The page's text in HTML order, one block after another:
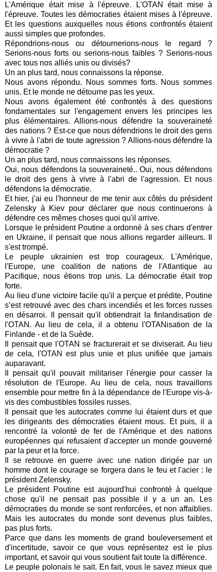
L'Amérique était mise à l'épreuve. L'OTAN était mise à
l'épreuve. Toutes les démocraties étaient mises à l'épreuve.
Et les questions auxquelles nous étions confrontés étaient
aussi simples que profondes.
Répondrions-nous ou détournerions-nous le regard ?
Serions-nous forts ou serions-nous faibles ? Serions-nous
avec tous nos alliés unis ou divisés?
Un an plus tard, nous connaissons la réponse.
Nous avons répondu. Nous sommes forts. Nous sommes
unis. Et le monde ne détourne pas les yeux.
Nous avons également été confrontés à des questions
fondamentales sur l'engagement envers les principes les
plus élémentaires. Allions-nous défendre la souveraineté
des nations ? Est-ce que nous défendrions le droit des gens
à vivre à l'abri de toute agression ? Allions-nous défendre la
démocratie ?
Un an plus tard, nous connaissons les réponses.
Oui, nous défendons la souveraineté.. Oui, nous défendons
le droit des gens à vivre à l'abri de l'agression. Et nous
défendons la démocratie.
Et hier, j'ai eu l'honneur de me tenir aux côtés du président
Zelensky à Kiev pour déclarer que nous continuerons à
défendre ces mêmes choses quoi qu'il arrive.
Lorsque le président Poutine a ordonné à ses chars d'entrer
en Ukraine, il pensait que nous allions regarder ailleurs. Il
s'est trompé.
Le peuple ukrainien est trop courageux. L'Amérique,
l'Europe, une coalition de nations de l'Atlantique au
Pacifique, nous étions trop unis. La démocratie était trop
forte.
Au lieu d'une victoire facile qu'il a perçue et prédite, Poutine
s’est retrouvé avec des chars incendiés et les forces russes
en désarroi. Il pensait qu'il obtiendrait la finlandisation de
l'OTAN. Au lieu de cela, il a obtenu l'OTANisation de la
Finlande - et de la Suède.
Il pensait que l'OTAN se fracturerait et se diviserait. Au lieu
de cela, l'OTAN est plus unie et plus unifiée que jamais
auparavant.
Il pensait qu'il pouvait militariser l'énergie pour casser la
résolution de l'Europe. Au lieu de cela, nous travaillons
ensemble pour mettre fin à la dépendance de l'Europe vis-à-
vis des combustibles fossiles russes.
Il pensait que les autocrates comme lui étaient durs et que
les dirigeants des démocraties étaient mous. Et puis, il a
rencontré la volonté de fer de l'Amérique et des nations
européennes qui refusaient d'accepter un monde gouverné
par la peur et la force.
Il se retrouve en guerre avec une nation dirigée par un
homme dont le courage se forgera dans le feu et l'acier : le
président Zelensky.
Le président Poutine est aujourd'hui confronté à quelque
chose qu'il ne pensait pas possible il y a un an. Les
démocraties du monde se sont renforcées, et non affaiblies.
Mais les autocrates du monde sont devenus plus faibles,
pas plus forts.
Parce que dans les moments de grand bouleversement et
d'incertitude, savoir ce que vous représentez est le plus
important, et savoir qui vous soutient fait toute la différence.
Le peuple polonais le sait. En fait, vous le savez mieux que